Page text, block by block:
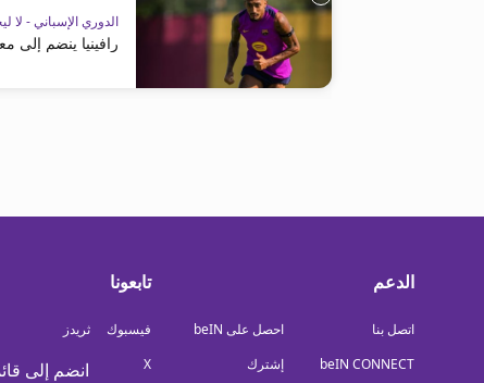
الدوري الإسباني - لا
رافينيا ينضم إلى
الدعم
اتصل بنا
beIN CONNECT
احصل على beIN
إشترك
تابعونا
فيسبوك
X
ثريدز
انضم إلى